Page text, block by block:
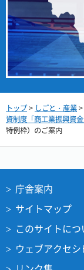
トップ> しごと・産業>
資制度「商工業振興資
特例枠）のご案内
庁舎案内
サイトマップ
このサイトにつ
ウェブアクセ